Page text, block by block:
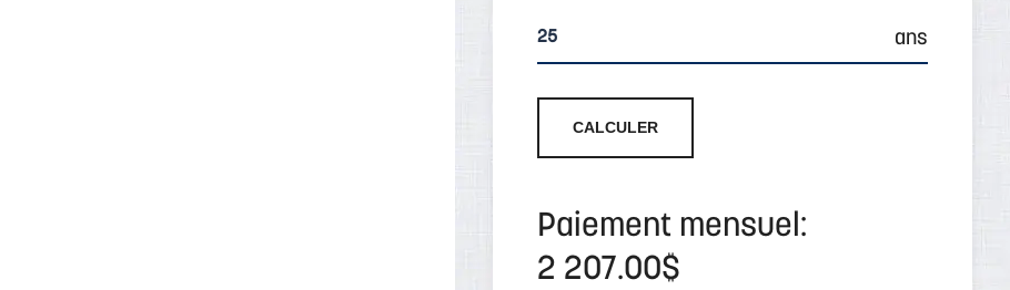
Paiement mensuel:
2 207.00$